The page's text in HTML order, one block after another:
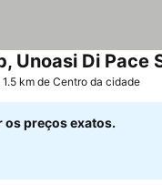
Unoasi Di Pace
1.5 km de Centro da cidade
os preços exatos.